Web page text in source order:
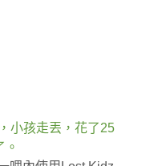
小孩走丟，花了25